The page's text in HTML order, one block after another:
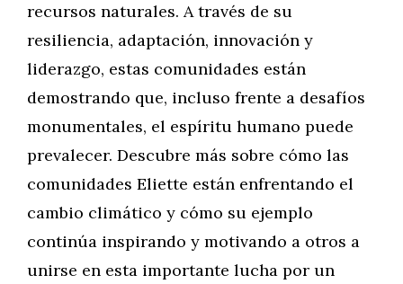
recursos naturales. A través de su
resiliencia, adaptación, innovación y
liderazgo, estas comunidades están
demostrando que, incluso frente a desafíos
monumentales, el espíritu humano puede
prevalecer. Descubre más sobre cómo las
comunidades Eliette están enfrentando el
cambio climático y cómo su ejemplo
continúa inspirando y motivando a otros a
unirse en esta importante lucha por un